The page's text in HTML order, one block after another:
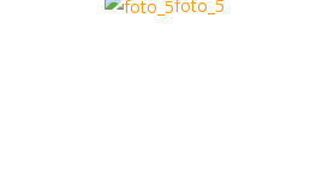
foto_5